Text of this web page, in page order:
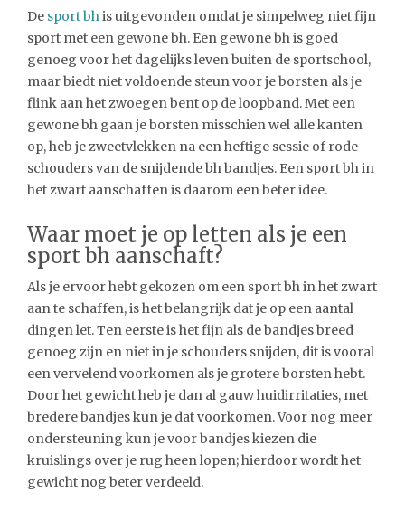
De sport bhis uitgevonden omdat je simpelweg niet fijn
sport met een gewone bh. Een gewone bh is goed
genoeg voor het dagelijks leven buiten de sportschool,
maar biedt niet voldoende steun voor je borsten als je
flink aan het zwoegen bent op de loopband. Met een
gewone bh gaan je borsten misschien wel alle kanten
op, heb je zweetvlekken na een heftige sessie of rode
schouders van de snijdende bh bandjes. Een sport bh in
het zwart aanschaffen is daarom een beter idee.
Waar moet je op letten als je een
sport bh aanschaft?
Als je ervoor hebt gekozen om een sport bh in het zwart
aan te schaffen, is het belangrijk dat je op een aantal
dingen let. Ten eerste is het fijn als de bandjes breed
genoeg zijn en niet in je schouders snijden, dit is vooral
een vervelend voorkomen als je grotere borsten hebt.
Door het gewicht heb je dan al gauw huidirritaties, met
bredere bandjes kun je dat voorkomen. Voor nog meer
ondersteuning kun je voor bandjes kiezen die
kruislings over je rug heen lopen; hierdoor wordt het
gewicht nog beter verdeeld.